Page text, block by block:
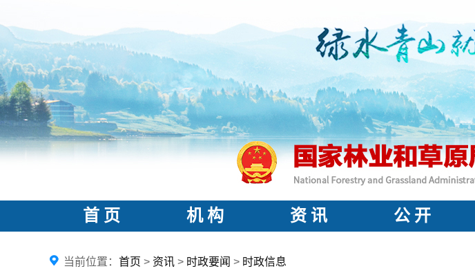
首 页 机 构 资 讯 公 开
当前位置： 首页 > 资讯 > 时政要闻 > 时政信息